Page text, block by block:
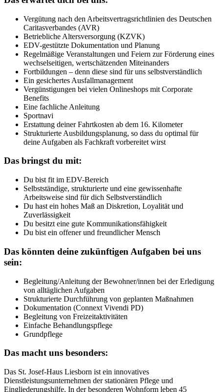
Vergütung nach den Arbeitsvertragsrichtlinien des Deutschen
Caritasverbandes (AVR)
Betriebliche Altersversorgung (KZVK)
EDV-gestützte Dokumentation und Planung
Regelmäßige Veranstaltungen und Feiern zur Förderung eines
wechselseitigen, wertschätzenden Miteinanders
Fortbildungen – denn diese sind für uns selbstverständlich
Ein gesichertes Ausfallmanagement
Vergünstigungen bei vielen Onlineshops mit Corporate
Benefits
Eine fachliche Anleitung
Sportnavi
Erstattung deiner Fahrtkosten ab dem 16. Kilometer
Strukturierte Ausbildungsplanung, so dass du optimal für
deine Aufgaben als Fachkraft vorbereitet wirst
Das bringst du mit:
Du bist fit im EDV-Bereich
Selbstständige, strukturierte und eine gewissenhafte
Arbeitsweise sind für dich Selbstverständlich
Du hast ein hohes Maß an Diskretion, Loyalität und
Zuverlässigkeit
Du besitzt eine gute Kommunikationsfähigkeit
Du bist ein offener und freundlicher Mensch
Das könnten deine zukünftigen Aufgaben bei uns
sein:
Begleitung/Anleitung der Bewohner/innen bei der Erledigung
von alltäglichen Aufgaben
Strukturierte Durchführung von geplanten Maßnahmen
Dokumentation (Connext Vivendi PD)
Begleitung von Freizeitaktivitäten
Einfache Behandlungspflege
Grundpflege
Das macht uns besonders:
Das St. Josef-Haus Liesborn ist ein innovatives
Dienstleistungsunternehmen der stationären Pflege und
Eingliederungshilfe. In der besonderen Wohnform leben 45